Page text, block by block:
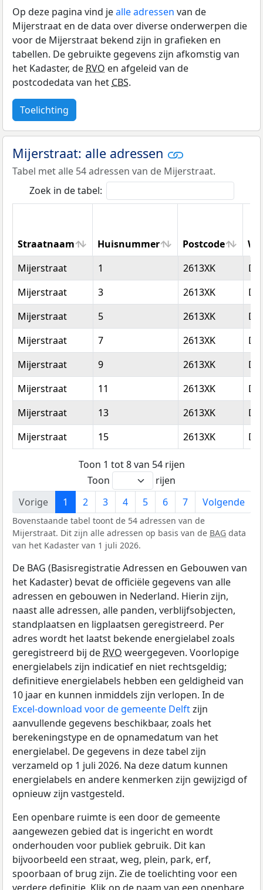
Op deze pagina vind jealle adressen van de
Mijerstraat en de data over diverse onderwerpen die
voor de Mijerstraat bekend zijn in grafieken en
tabellen. De gebruikte gegevens zijn afkomstig van
het Kadaster, de RVO en afgeleid van de
postcodedata van het CBS.
Toelichting
Mijerstraat: alle adressen
Tabel met alle 54 adressen van de Mijerstraat.
Zoek in de tabel:
Straatnaam Huisnummer Postcode
Straatnaam
Huisnummer Postcode
Mijerstraat 1 2613XK
Mijerstraat
3 2613XK
Mijerstraat
5 2613XK
Mijerstraat
7 2613XK
Mijerstraat
9 2613XK
Mijerstraat
11 2613XK
Mijerstraat
13 2613XK
Mijerstraat
15 2613XK
Toon 1 tot 8 van 54 rijen
Toon
rijen
Vorige
1 2 3 4 5 6 7 Volgende
Bovenstaande tabel toont de 54 adressen van de
Mijerstraat. Dit zijn alle adressen op basis van de BAG data
van het Kadaster van 1 juli 2026.
De BAG (Basisregistratie Adressen en Gebouwen van
het Kadaster) bevat de officiële gegevens van alle
adressen en gebouwen in Nederland. Hierin zijn,
naast alle adressen, alle panden, verblijfsobjecten,
standplaatsen en ligplaatsen geregistreerd. Per
adres wordt het laatst bekende energielabel zoals
geregistreerd bij de RVO weergegeven. Voorlopige
energielabels zijn indicatief en niet rechtsgeldig;
definitieve energielabels hebben een geldigheid van
10 jaar en kunnen inmiddels zijn verlopen. In de
Excel-download voor de gemeente Delftzijn
aanvullende gegevens beschikbaar, zoals het
berekeningstype en de opnamedatum van het
energielabel. De gegevens in deze tabel zijn
verzameld op 1 juli 2026. Na deze datum kunnen
energielabels en andere kenmerken zijn gewijzigd of
opnieuw zijn vastgesteld.
Een openbare ruimte is een door de gemeente
aangewezen gebied dat is ingericht en wordt
onderhouden voor publiek gebruik. Dit kan
bijvoorbeeld een straat, weg, plein, park, erf,
spoorbaan of brug zijn. Zie de toelichting voor een